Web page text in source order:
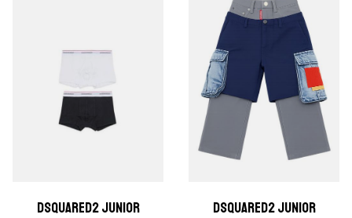
dsquared2 junior dsquared2 junior